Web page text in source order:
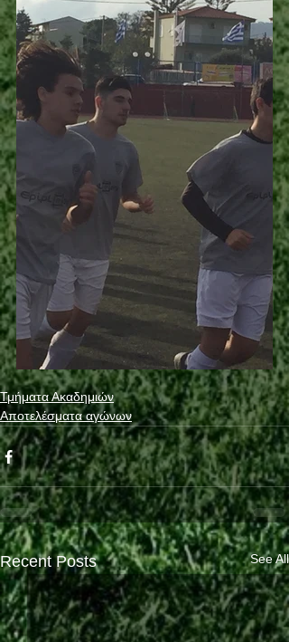
Τμήματα Ακαδημιών
Αποτελέσματα αγώνων
Recent Posts See All